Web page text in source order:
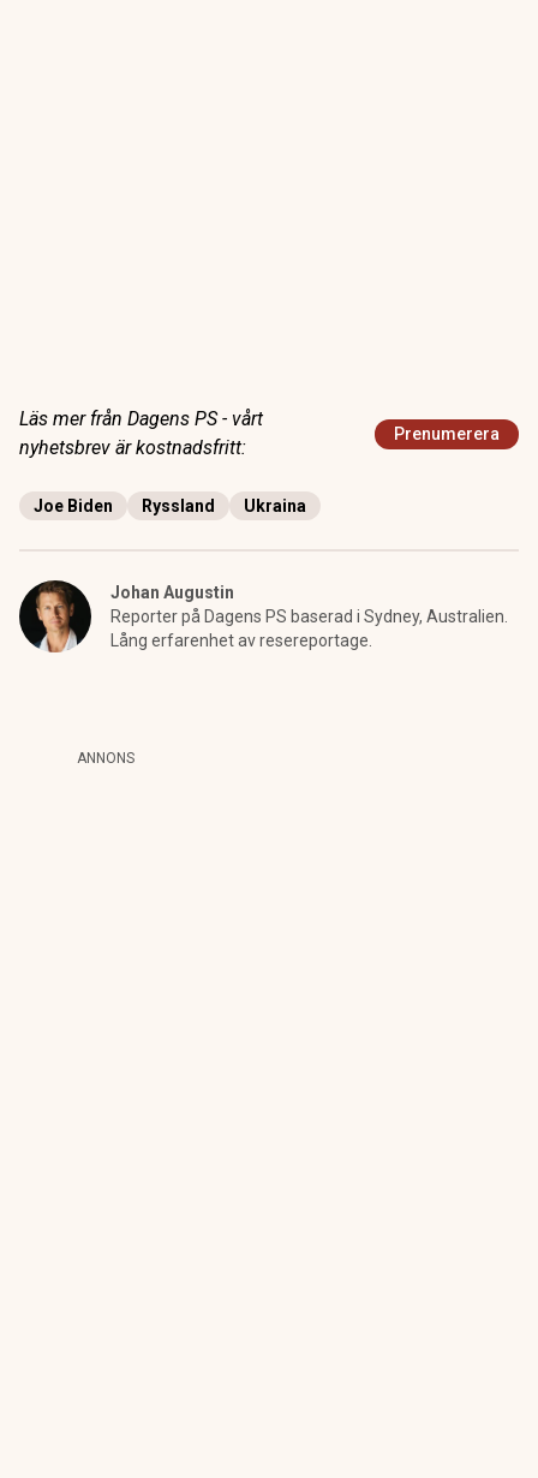
Läs mer från Dagens PS - vårt
nyhetsbrev är kostnadsfritt:
Prenumerera
Joe Biden Ryssland Ukraina
Johan Augustin
Reporter på Dagens PS baserad i Sydney, Australien.
Lång erfarenhet av resereportage.
ANNONS